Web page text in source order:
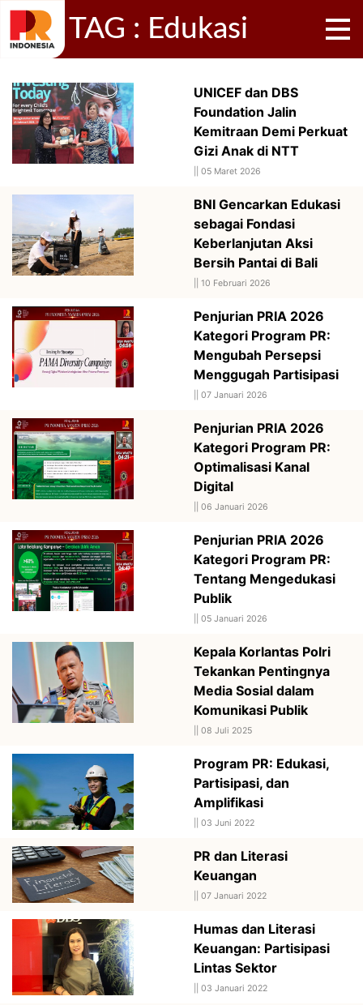
TAG : Edukasi
UNICEF dan DBS
Foundation Jalin
Kemitraan Demi Perkuat
Gizi Anak di NTT
05 Maret 2026
BNI Gencarkan Edukasi
sebagai Fondasi
Keberlanjutan Aksi
Bersih Pantai di Bali
10 Februari 2026
Penjurian PRIA 2026
Kategori Program PR:
Mengubah Persepsi
Menggugah Partisipasi
07 Januari 2026
Penjurian PRIA 2026
Kategori Program PR:
Optimalisasi Kanal
Digital
06 Januari 2026
Penjurian PRIA 2026
Kategori Program PR:
Tentang Mengedukasi
Publik
05 Januari 2026
Kepala Korlantas Polri
Tekankan Pentingnya
Media Sosial dalam
Komunikasi Publik
08 Juli 2025
Program PR: Edukasi,
Partisipasi, dan
Amplifikasi
03 Juni 2022
PR dan Literasi
Keuangan
07 Januari 2022
Humas dan Literasi
Keuangan: Partisipasi
Lintas Sektor
03 Januari 2022